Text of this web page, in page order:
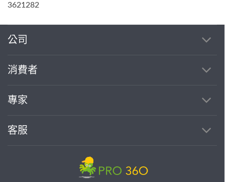
3621282
公司
消費者
專家
客服